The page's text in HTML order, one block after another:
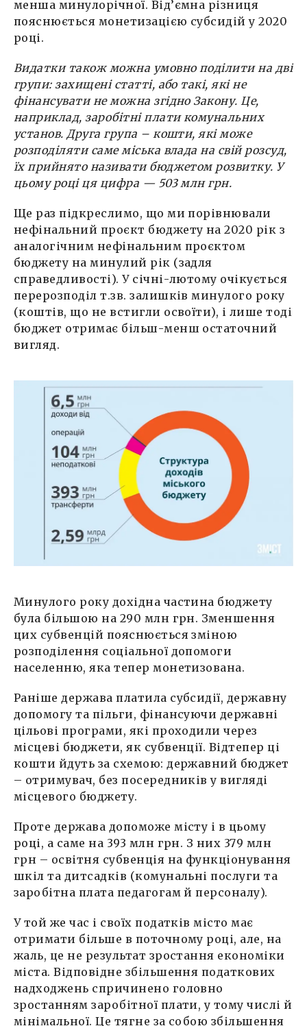
менша минулорічної. Від’ємна різниця
пояснюється монетизацією субсидій у 2020
році.
Видатки також можна умовно поділити на дві
групи: захищені статті, або такі, які не
фінансувати не можна згідно Закону. Це,
наприклад, заробітні плати комунальних
установ. Друга група – кошти, які може
розподіляти саме міська влада на свій розсуд,
їх прийнято називати бюджетом розвитку. У
цьому році ця цифра — 503 млн грн.
Ще раз підкреслимо, що ми порівнювали
нефінальний проєкт бюджету на 2020 рік з
аналогічним нефінальним проєктом
бюджету на минулий рік (задля
справедливості). У січні-лютому очікується
перерозподіл т.зв. залишків минулого року
(коштів, що не встигли освоїти), і лише тоді
бюджет отримає більш-менш остаточний
вигляд.
Минулого року дохідна частина бюджету
була більшою на 290 млн грн. Зменшення
цих субвенцій пояснюється зміною
розподілення соціальної допомоги
населенню, яка тепер монетизована.
Раніше держава платила субсидії, державну
допомогу та пільги, фінансуючи державні
цільові програми, які проходили через
місцеві бюджети, як субвенції. Відтепер ці
кошти йдуть за схемою: державний бюджет
– отримувач, без посередників у вигляді
місцевого бюджету.
Проте держава допоможе місту і в цьому
році, а саме на 393 млн грн. З них 379 млн
грн – освітня субвенція на функціонування
шкіл та дитсадків (комунальні послуги та
заробітна плата педагогам й персоналу).
У той же час і своїх податків місто має
отримати більше в поточному році, але, на
жаль, це не результат зростання економіки
міста. Відповідне збільшення податкових
надходжень спричинено головно
зростанням заробітної плати, у тому числі й
мінімальної. Це тягне за собою збільшення